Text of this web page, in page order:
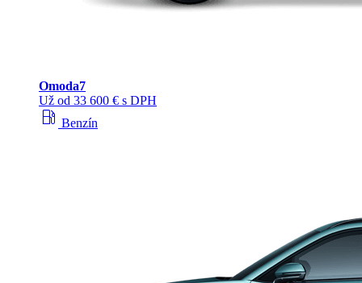
Omoda7
Už od 33 600 € s DPH
local_gas_station Benzín